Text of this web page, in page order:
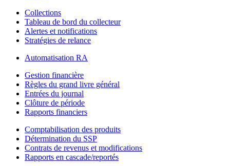
Collections
Tableau de bord du collecteur
Alertes et notifications
Stratégies de relance
Automatisation RA
Gestion financière
Règles du grand livre général
Entrées du journal
Clôture de période
Rapports financiers
Comptabilisation des produits
Détermination du SSP
Contrats de revenus et modifications
Rapports en cascade/reportés